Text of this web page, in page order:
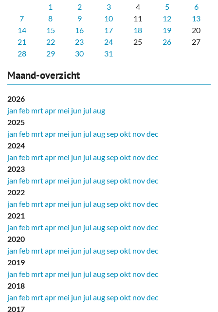
1
2 3 4 5
6
7
8 9 10 11 12
13
14
15 16 17 18 19
20
21
22 23 24 25 26
27
28
29 30 31
Maand-overzicht
2026
jan feb mrtapr mei jun jul aug
2025
jan feb mrtapr mei jun jul augsepokt novdec
2024
jan feb mrtapr mei jun jul augsepokt novdec
2023
jan feb mrtapr mei jun jul augsepokt novdec
2022
jan feb mrtapr mei jun jul augsepokt novdec
2021
jan feb mrtapr mei jun jul augsepokt novdec
2020
jan feb mrtapr mei jun jul augsepokt novdec
2019
jan feb mrtapr mei jun jul augsepokt novdec
2018
jan feb mrtapr mei jun jul augsepokt novdec
2017